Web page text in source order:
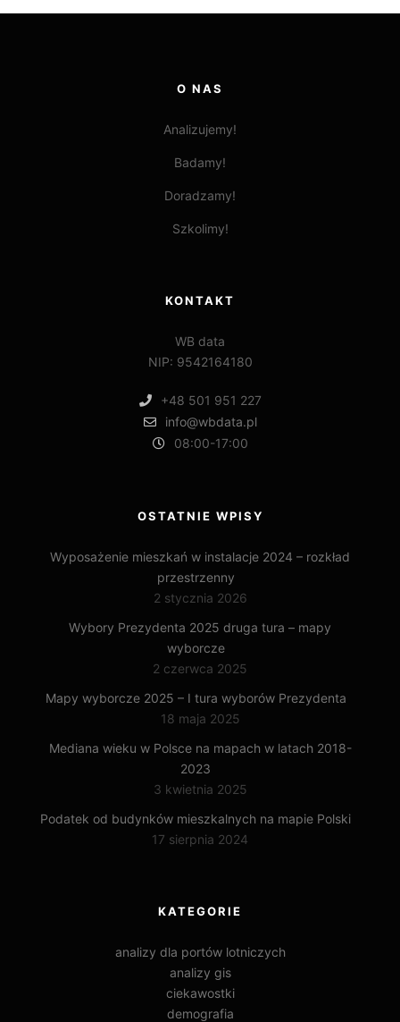
O NAS
Analizujemy!
Badamy!
Doradzamy!
Szkolimy!
KONTAKT
WB data
NIP: 9542164180
+48 501 951 227
info@wbdata.pl
08:00-17:00
OSTATNIE WPISY
Wyposażenie mieszkań w instalacje 2024 – rozkład
przestrzenny
2 stycznia 2026
Wybory Prezydenta 2025 druga tura – mapy
wyborcze
2 czerwca 2025
Mapy wyborcze 2025 – I tura wyborów Prezydenta
18 maja 2025
Mediana wieku w Polsce na mapach w latach 2018-
2023
3 kwietnia 2025
Podatek od budynków mieszkalnych na mapie Polski
17 sierpnia 2024
KATEGORIE
analizy dla portów lotniczych
analizy gis
ciekawostki
demografia